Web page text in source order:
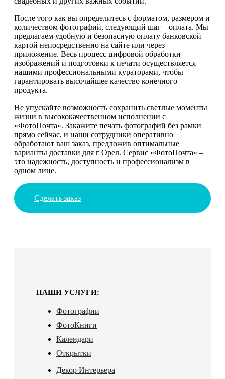
После того как вы определитесь с форматом, размером и
количеством фотографий, следующий шаг – оплата. Мы
предлагаем удобную и безопасную оплату банковской
картой непосредственно на сайте или через
приложение. Весь процесс цифровой обработки
изображений и подготовки к печати осуществляется
нашими профессиональными кураторами, чтобы
гарантировать высочайшее качество конечного
продукта.
Не упускайте возможность сохранить светлые моменты
жизни в высококачественном исполнении с
«ФотоПочта». Закажите печать фотографий без рамки
прямо сейчас, и наши сотрудники оперативно
обработают ваш заказ, предложив оптимальные
варианты доставки для г Орел. Сервис «ФотоПочта» –
это надежность, доступность и профессионализм в
одном лице.
Сделать заказ
НАШИ УСЛУГИ:
Фотографии
ФотоКниги
Календари
Открытки
Декор Интерьера